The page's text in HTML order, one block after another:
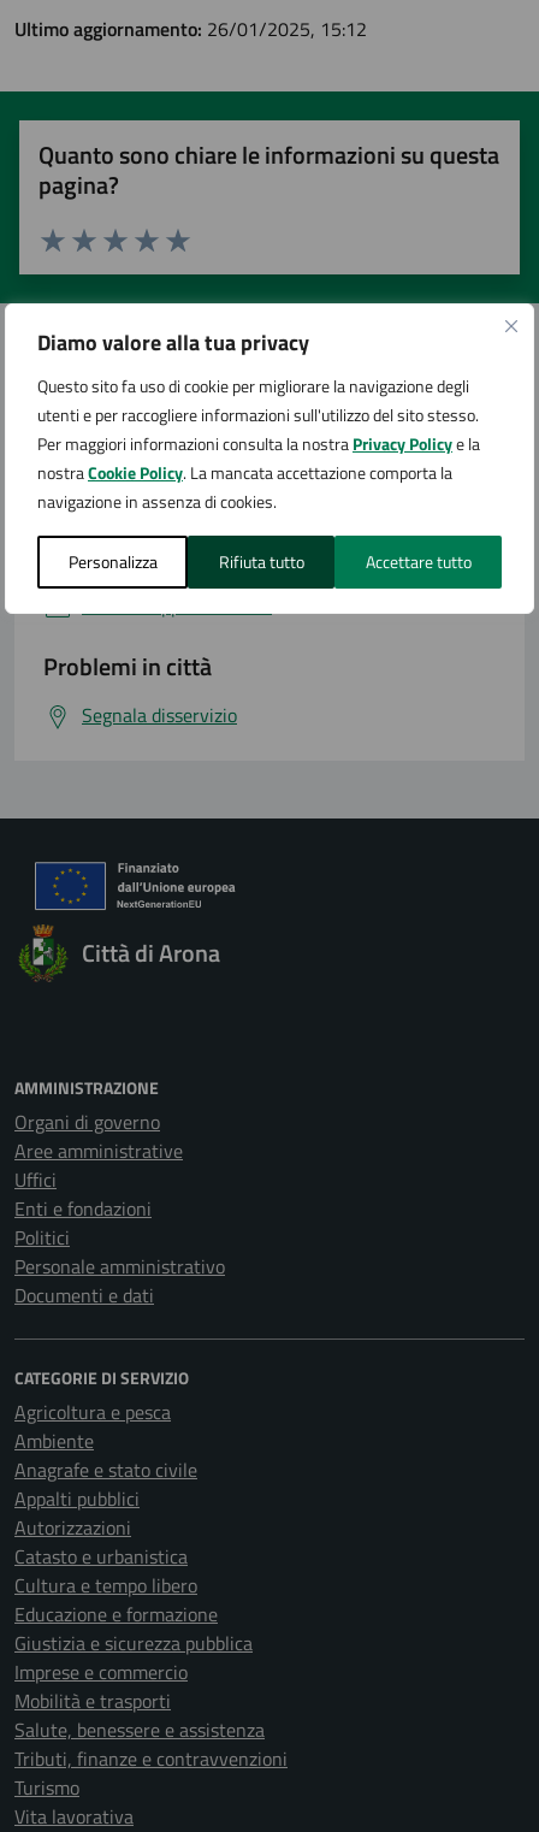
Diamo valore alla tua privacy
Questo sito fa uso di cookie per migliorare la navigazione degli
utenti e per raccogliere informazioni sull'utilizzo del sito stesso.
Per maggiori informazioni consulta la nostraPrivacy Policye la
nostraCookie Policy. La mancata accettazione comporta la
navigazione in assenza di cookies.
Personalizza Rifiuta tutto Accettare tutto
Ultimo aggiornamento: 26/01/2025, 15:12
Quanto sono chiare le informazioni su questa
pagina?
Valuta 5 stelle su 5
Valuta 4 stelle su 5
Valuta 3 stelle su 5
Valuta 2 stelle su 5
Valuta 1 stelle su 5
Contatta il comune
Leggi le domande frequenti
Richiedi assistenza
Numero verde
Problemi in città
Segnala disservizio
Città di Arona
AMMINISTRAZIONE
Organi di governo
Aree amministrative
Uffici
Enti e fondazioni
Politici
Personale amministrativo
Documenti e dati
CATEGORIE DI SERVIZIO
Agricoltura e pesca
Ambiente
Anagrafe e stato civile
Appalti pubblici
Autorizzazioni
Catasto e urbanistica
Cultura e tempo libero
Educazione e formazione
Giustizia e sicurezza pubblica
Imprese e commercio
Mobilità e trasporti
Salute, benessere e assistenza
Tributi, finanze e contravvenzioni
Turismo
Vita lavorativa